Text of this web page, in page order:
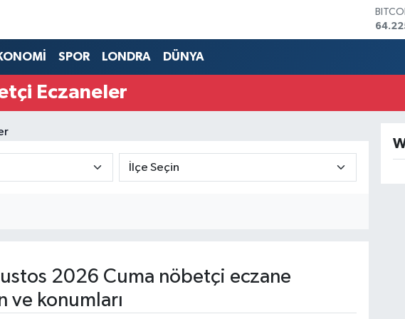
SPOR LONDRA DÜNYA
Eczaneler
2026 Cuma nöbetçi eczane
ve konumları